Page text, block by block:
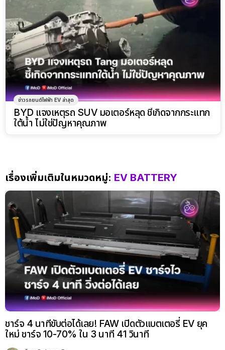
ข่าวรถยนต์ไฟฟ้า EV ล่าสุด
BYD แจงเหตุรถ SUV มอเตอร์หลุด ชี้เกิดจากกระแทก
ใต้น้ำ ไม่ใช่ปัญหาคุณภาพ
เรื่องเพิ่มเติมในหมวดหมู่: EV BATTERY
ชาร์จ 4 นาทีขับต่อได้เลย! FAW เปิดตัวแบตเตอรี่ EV ยุค
ใหม่ ชาร์จ 10-70% ใน 3 นาที 41 วินาที